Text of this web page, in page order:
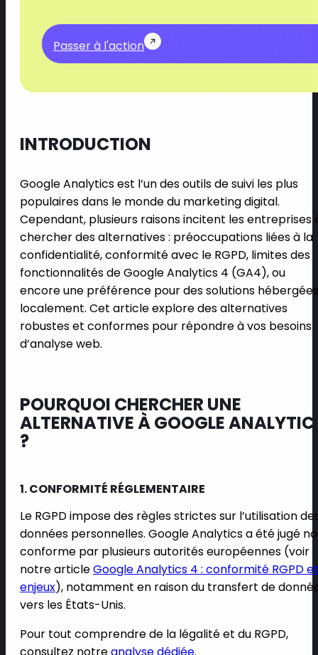
Passer à l'action
INTRODUCTION
Google Analytics est l’un des outils de suivi les plus
populaires dans le monde du marketing digital.
Cependant, plusieurs raisons incitent les entreprises
chercher des alternatives : préoccupations liées à la
confidentialité, conformité avec le RGPD, limites des
fonctionnalités de Google Analytics 4 (GA4), ou
encore une préférence pour des solutions hébergées
localement. Cet article explore des alternatives
robustes et conformes pour répondre à vos besoins
d’analyse web.
POURQUOI CHERCHER UNE
ALTERNATIVE À GOOGLE
?
1. CONFORMITÉ RÉGLEMENTAIRE
Le RGPD impose des règles strictes sur l’utilisation
données personnelles. Google Analytics a été jugé
conforme par plusieurs autorités européennes (voir
notre articleGoogle Analytics 4 : conformité RGPD et
enjeux), notamment en raison du transfert de
vers les États-Unis.
Pour tout comprendre de la légalité et du RGPD,